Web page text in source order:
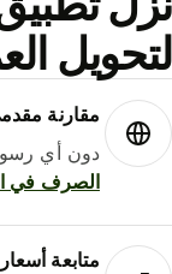
مقارنة مقدمي
دون أي رسوم
الصرف في
متابعة